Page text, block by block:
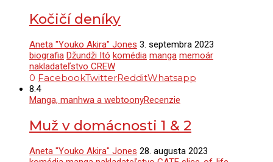
Kočičí deníky
Aneta "Youko Akira" Jones 3. septembra 2023
biografia Džundži Itó komédia manga memoár
nakladateľstvo CREW
0 FacebookTwitterRedditWhatsapp
8.4
Manga, manhwa a webtoonyRecenzie
Muž v domácnosti 1 & 2
Aneta "Youko Akira" Jones 28. augusta 2023